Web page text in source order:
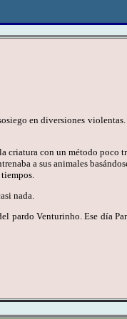
en diversiones
con un método poco
a sus animales
nada.
pardo Venturinho. Ese día